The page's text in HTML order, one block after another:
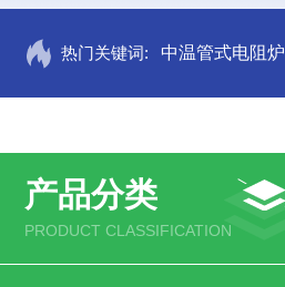
热门关键词: 中温管式电阻炉
产品分类
PRODUCT CLASSIFICATION